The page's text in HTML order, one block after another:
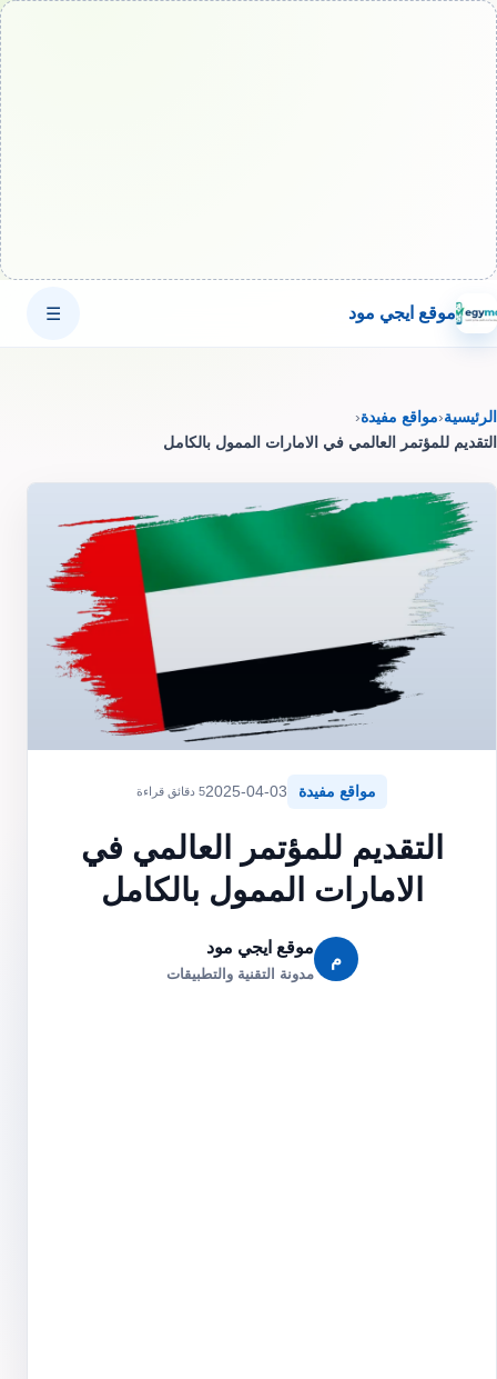
موقع ايجي مود ☰
الرئيسية‹مواقع مفيدة‹
التقديم للمؤتمر العالمي في الامارات الممول بالكامل
مواقع مفيدة 2025-04-035 دقائق قراءة
التقديم للمؤتمر العالمي في
الامارات الممول بالكامل
م
موقع ايجي مود
مدونة التقنية والتطبيقات